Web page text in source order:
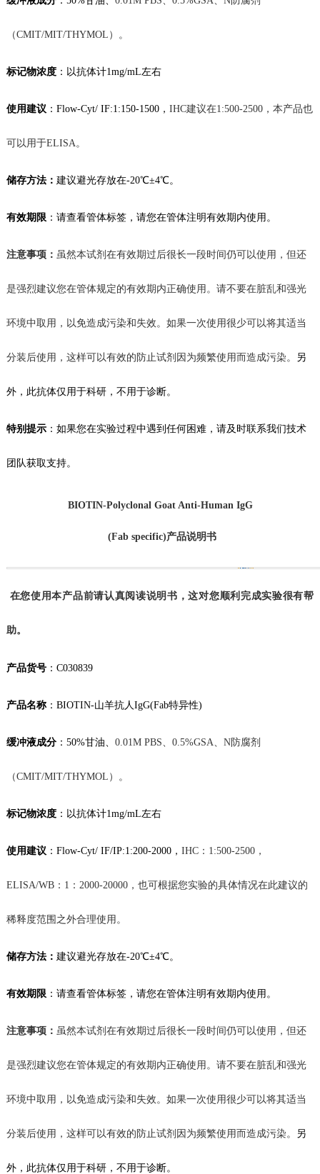
（CMIT/MIT/THYMOL）。
标记物浓度： 以抗体计1mg/mL左右
使用建议 ： Flow-Cyt/ IF:1:150-1500， IHC建议在1:500-2500， 本产品也
可以用于ELISA。
储存方法： 建议避光存放在-20℃±4℃。
有效期限 ： 请查看管体标签， 请您在管体注明有效期内使用。
注意事项： 虽然本试剂在有效期过后很长一段时间仍可以使用，但还
是强烈建议您在管体规定的有效期内正确使用。请不要在脏乱和强光
环境中取用，以免造成污染和失效。如果一次使用很少可以将其适当
分装后使用，这样可以有效的防止试剂 因为频繁使用而造成污染。 另
外，此抗体仅用于科研，不用于诊断。
特别提示：如果您在实验过程中遇到任何困难，请及时联系我们技术
团队获取支持。
BIOTIN-Polyclonal Goat Anti-Human IgG
(Fab specific)产品说明书
在您使用本产品前请认真阅读说明书，这对您顺利完成实验很有帮
助。
产品货号： C030839
产品名称： BIOTIN-山羊抗人IgG(Fab特异性)
缓冲液成分：50%甘油、 0.01M PBS、 0.5%GSA、N防腐剂
（CMIT/MIT/THYMOL）。
标记物浓度： 以抗体计1mg/mL左右
使用建议 ： Flow-Cyt/ IF/IP:1:200-2000， IHC：1:500-2500，
ELISA/WB：1：2000-20000，也可根据您实验的具体情况在此建议的
稀释度范围之外合理使用。
储存方法： 建议避光存放在-20℃±4℃。
有效期限 ： 请查看管体标签， 请您在管体注明有效期内使用。
注意事项： 虽然本试剂在有效期过后很长一段时间仍可以使用，但还
是强烈建议您在管体规定的有效期内正确使用。请不要在脏乱和强光
环境中取用，以免造成污染和失效。如果一次使用很少可以将其适当
分装后使用，这样可以有效的防止试剂 因为频繁使用而造成污染。 另
外，此抗体仅用于科研，不用于诊断。